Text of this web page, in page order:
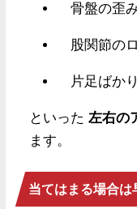
骨盤の歪
股関節の
片足ばか
といった 左右の
ます。
当てはまる場合は